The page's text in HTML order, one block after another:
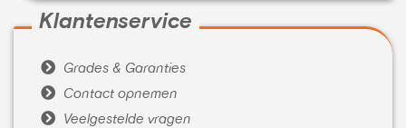
Klantenservice
 Grades & Garanties
 Contact opnemen
 Veelgestelde vragen